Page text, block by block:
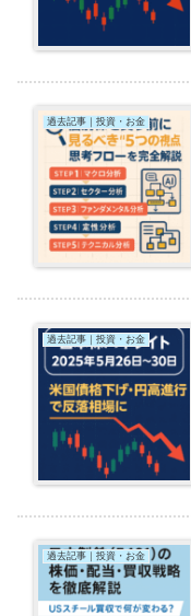
過去記事｜投資・お金
過去記事｜投資・お金
過去記事｜投資・お金